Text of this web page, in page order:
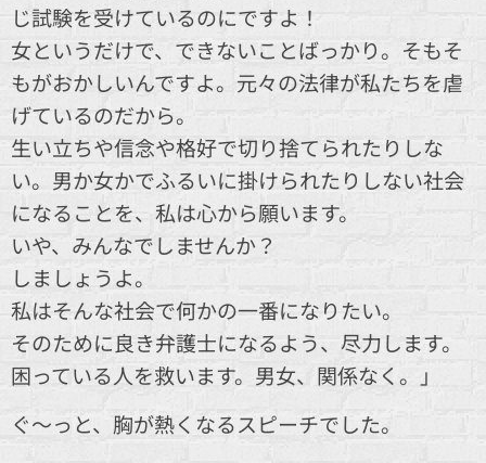
じ試験を受けているのにですよ！
女というだけで、できないことばっかり。そもそ
もがおかしいんですよ。元々の法律が私たちを虐
げているのだから。
生い立ちや信念や格好で切り捨てられたりしな
い。男か女かでふるいに掛けられたりしない社会
になることを、私は心から願います。
いや、みんなでしませんか？
しましょうよ。
私はそんな社会で何かの一番になりたい。
そのために良き弁護士になるよう、尽力します。
困っている人を救います。男女、関係なく。」
ぐ～っと、胸が熱くなるスピーチでした。